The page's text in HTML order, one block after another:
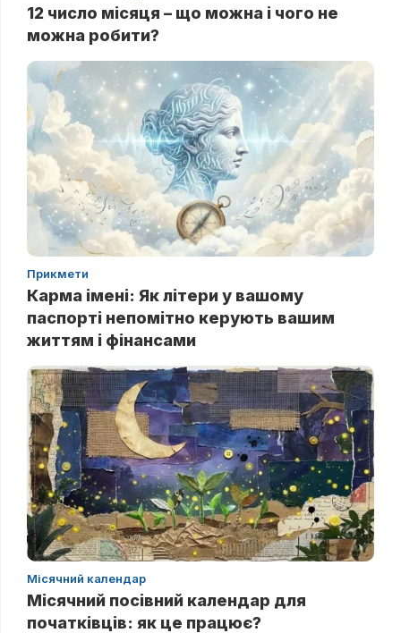
12 число місяця – що можна і чого не
можна робити?
Прикмети
Карма імені: Як літери у вашому
паспорті непомітно керують вашим
життям і фінансами
Місячний календар
Місячний посівний календар для
початківців: як це працює?